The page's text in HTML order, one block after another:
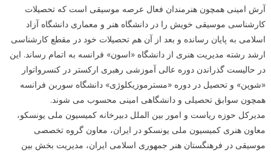
آرش امینی همچون هنرمندان فعال عرصه موسیقی است که تحصیلات
کارشناسی موسیقی خویش را در دانشگاه هنر و معماری دانشگاه آزاد
اسلامی به پایان رسانده و بعد از آن هم تحصیلات خود در مقطع کارشناسی
ارشد رشته مدیریت هنری از دانشگاه «اسون» فرانسه به اتمام رساند. این
در حالیست گذراندن دوره عالی آموزشی رهبری ارکستر در کنسرواتوار
«شوپن» و تحصیل در دوره «مسترموزیکلوژی» دانشگاه سوربن فرانسه
همچون سوابق تحصیلی و دانشگاهی امینی محسوب می شوند.
مدیرکل حوزه ریاست و امور بین الملل دبیرخانه کمیسیون ملی یونسکو،
معاون هنری کمیسیون ملی یونسکو در ایران، معاون گروه تخصصی
موسیقی در فرهنگستان هنر جمهوری اسلامی ایران، مدیریت بخش بین